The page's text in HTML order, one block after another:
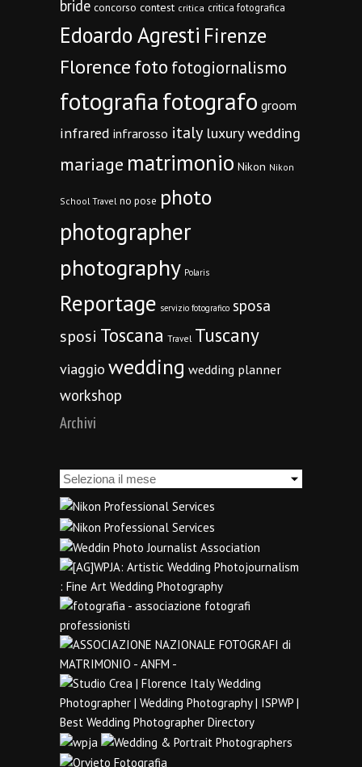
bride concorso contest critica critica fotografica
Edoardo Agresti Firenze
Florencefoto fotogiornalismo
fotografiafotografo groom
infrared infrarosso italy luxury wedding
mariage matrimonio Nikon Nikon
School Travel no pose photo
photographer
photography Polaris
Reportage servizio fotografico sposa
sposi Toscana Travel Tuscany
viaggio wedding wedding planner
workshop
Archivi
Archivi